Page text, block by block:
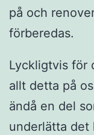
på och
förberedas.
Lyckligtvis för
allt detta på
ändå en del
underlätta det